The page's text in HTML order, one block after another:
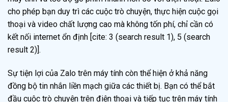
cho phép bạn duy trì các cuộc trò chuyện, thực hiện cuộc gọi
thoại và video chất lượng cao mà không tốn phí, chỉ cần có
kết nối internet ổn định [cite: 3 (search result 1), 5 (search
result 2)].
Sự tiện lợi của Zalo trên máy tính còn thể hiện ở khả năng
đồng bộ tin nhắn liền mạch giữa các thiết bị. Bạn có thể bắt
đầu cuộc trò chuyện trên điện thoại và tiếp tục trên máy tính